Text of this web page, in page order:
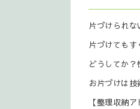
片づけられな
片づけてもす
どうしてか？
お片づけは技
【整理収納